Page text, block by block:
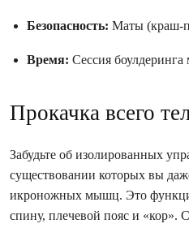
Безопасность: Маты (краш-
Время: Сессия
Прокачка всего
Забудьте об изолированных
существовании которых вы
икроножных мышц. Это
спину, плечевой пояс и «кор».